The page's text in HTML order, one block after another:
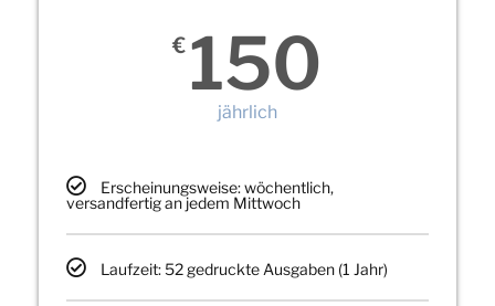
€ 150
jährlich
Erscheinungsweise: wöchentlich,
versandfertig an jedem Mittwoch
Laufzeit: 52 gedruckte Ausgaben (1 Jahr)